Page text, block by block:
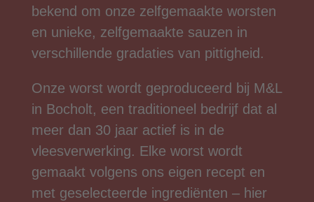
bekend om onze zelfgemaakte worsten
en unieke, zelfgemaakte sauzen in
verschillende gradaties van pittigheid.
Onze worst wordt geproduceerd bij M&L
in Bocholt, een traditioneel bedrijf dat al
meer dan 30 jaar actief is in de
vleesverwerking. Elke worst wordt
gemaakt volgens ons eigen recept en
met geselecteerde ingrediënten – hier